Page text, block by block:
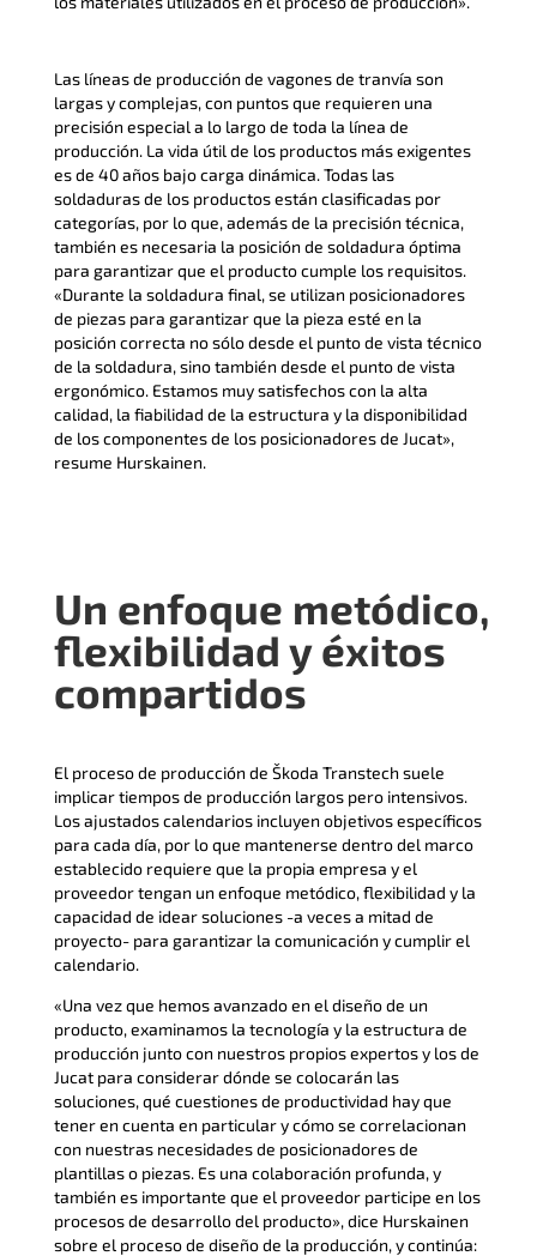
Las líneas de producción de vagones de tranvía son
largas y complejas, con puntos que requieren una
precisión especial a lo largo de toda la línea de
producción. La vida útil de los productos más exigentes
es de 40 años bajo carga dinámica. Todas las
soldaduras de los productos están clasificadas por
categorías, por lo que, además de la precisión técnica,
también es necesaria la posición de soldadura óptima
para garantizar que el producto cumple los requisitos.
«Durante la soldadura final, se utilizan posicionadores
de piezas para garantizar que la pieza esté en la
posición correcta no sólo desde el punto de vista técnico
de la soldadura, sino también desde el punto de vista
ergonómico. Estamos muy satisfechos con la alta
calidad, la fiabilidad de la estructura y la disponibilidad
de los componentes de los posicionadores de Jucat»,
resume Hurskainen.
Un enfoque metódico,
flexibilidad y éxitos
compartidos
El proceso de producción de Škoda Transtech suele
implicar tiempos de producción largos pero intensivos.
Los ajustados calendarios incluyen objetivos específicos
para cada día, por lo que mantenerse dentro del marco
establecido requiere que la propia empresa y el
proveedor tengan un enfoque metódico, flexibilidad y la
capacidad de idear soluciones -a veces a mitad de
proyecto- para garantizar la comunicación y cumplir el
calendario.
«Una vez que hemos avanzado en el diseño de un
producto, examinamos la tecnología y la estructura de
producción junto con nuestros propios expertos y los de
Jucat para considerar dónde se colocarán las
soluciones, qué cuestiones de productividad hay que
tener en cuenta en particular y cómo se correlacionan
con nuestras necesidades de posicionadores de
plantillas o piezas. Es una colaboración profunda, y
también es importante que el proveedor participe en los
procesos de desarrollo del producto», dice Hurskainen
sobre el proceso de diseño de la producción, y continúa: